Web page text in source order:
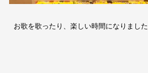
お歌を歌ったり、楽しい時間になりました